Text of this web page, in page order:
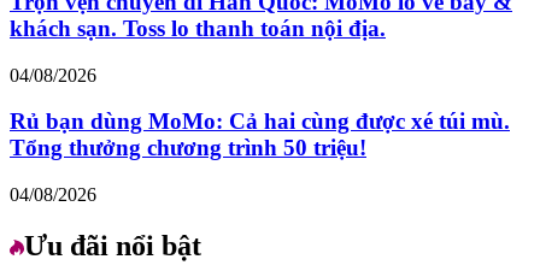
khách sạn. Toss lo thanh toán nội địa.
04/08/2026
Rủ bạn dùng MoMo: Cả hai cùng được xé túi mù.
Tổng thưởng chương trình 50 triệu!
04/08/2026
Ưu đãi nổi bật